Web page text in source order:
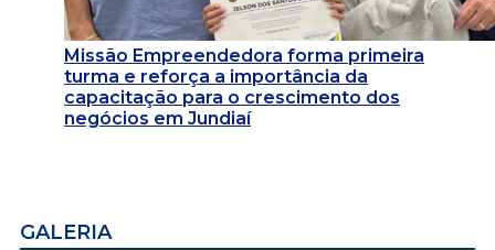
Missão Empreendedora forma primeira
turma e reforça a importância da
capacitação para o crescimento dos
negócios em Jundiaí
GALERIA